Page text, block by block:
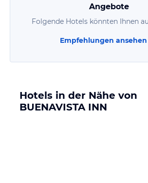
Angebote
Folgende Hotels könnten Ihnen
Empfehlungen ansehen
Hotels in der Nähe von
BUENAVISTA INN